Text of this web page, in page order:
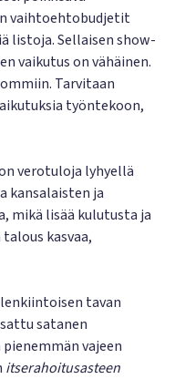
vaihtoehtobudjetit
listoja. Sellaisen show-
vaikutus on vähäinen.
Tarvitaan
työntekoon,
verotuloja lyhyellä
kansalaisten ja
mikä lisää kulutusta ja
kasvaa,
tavan
satanen
vajeen
itserahoitusasteen